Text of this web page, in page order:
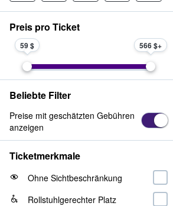
Preis pro Ticket
59 $ 566 $
Beliebte Filter
Preise mit geschätzten Gebühren
anzeigen
Ticketmerkmale
Ohne Sichtbeschränkung
Rollstuhlgerechter Platz